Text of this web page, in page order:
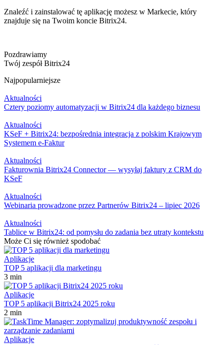
Znaleźć i zainstalować tę aplikację możesz w Markecie, który
znajduje się na Twoim koncie Bitrix24.
Pozdrawiamy
Twój zespół Bitrix24
Najpopularniejsze
Aktualności
Cztery poziomy automatyzacji w Bitrix24 dla każdego biznesu
Aktualności
KSeF + Bitrix24: bezpośrednia integracja z polskim Krajowym
Systemem e-Faktur
Aktualności
Fakturownia Bitrix24 Connector — wysyłaj faktury z CRM do
KSeF
Aktualności
Webinaria prowadzone przez Partnerów Bitrix24 – lipiec 2026
Aktualności
Tablice w Bitrix24: od pomysłu do zadania bez utraty kontekstu
Może Ci się również spodobać
Aplikacje
TOP 5 aplikacji dla marketingu
3 min
Aplikacje
TOP 5 aplikacji Bitrix24 2025 roku
2 min
Aplikacje